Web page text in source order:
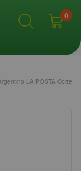
0
LA POSTA Corte